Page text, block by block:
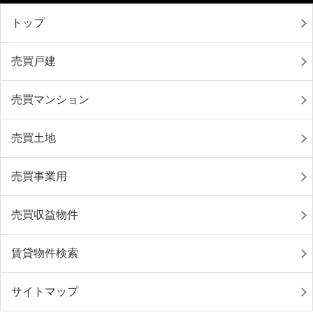
トップ
売買戸建
売買マンション
売買土地
売買事業用
売買収益物件
賃貸物件検索
サイトマップ